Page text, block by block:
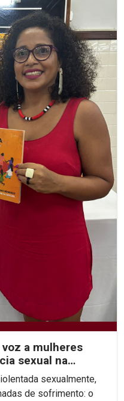
voz a mulheres
sexual na
sexualmente,
de sofrimento: o